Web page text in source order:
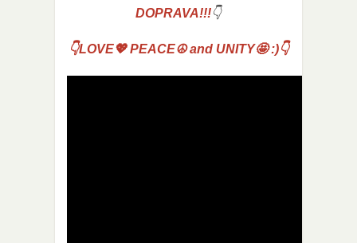
DOPRAVA!!!👇
👇LOVE💖 PEACE☮ and UNITY🤩 :)👇